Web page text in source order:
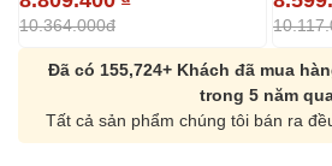
10.364.000đ
Đã có 155,724+ Khách đã mua
trong 5 năm
Tất cả sản phẩm chúng tôi bán ra